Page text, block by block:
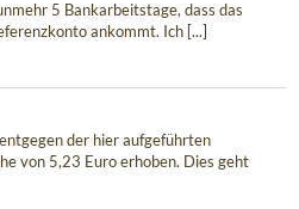
5 Bankarbeitstage, dass das
ankommt. Ich [...]
der hier aufgeführten
von 5,23 Euro erhoben. Dies geht